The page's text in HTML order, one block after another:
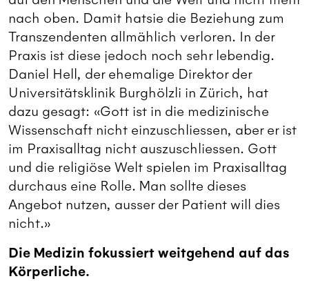
nach oben. Damit hatsie die Beziehung zum
Transzendenten allmählich verloren. In der
Praxis ist diese jedoch noch sehr lebendig.
Daniel Hell, der ehemalige Direktor der
Universitätsklinik Burghölzli in Zürich, hat
dazu gesagt: «Gott ist in die medizinische
Wissenschaft nicht einzuschliessen, aber er ist
im Praxisalltag nicht auszuschliessen. Gott
und die religiöse Welt spielen im Praxisalltag
durchaus eine Rolle. Man sollte dieses
Angebot nutzen, ausser der Patient will dies
nicht.»
Die Medizin fokussiert weitgehend auf das
Körperliche.